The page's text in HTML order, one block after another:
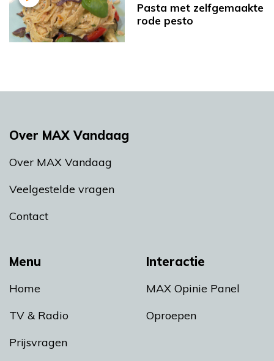
Pasta met zelfgemaakte
rode pesto
Menu
Home
TV & Radio
Prijsvragen
Interactie
MAX Opinie Panel
Oproepen
Over MAX Vandaag
Over MAX Vandaag
Veelgestelde vragen
Contact